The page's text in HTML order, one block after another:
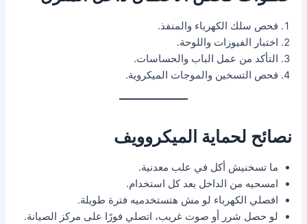
فحص سلك الكهرباء والمنفذ.
اختبار الفيوزات واللوحة.
التأكد من عمل الباب والحساسات.
فحص التسخين والموجات الميكروية.
نصائح لحماية الميكروويف
ما تسخنيش أكل في علب معدنية.
امسحيه من الداخل بعد كل استخدام.
افصلي الكهرباء لو مش هتستخدميه فترة طويلة.
لو حصل شرر أو صوت غريب، اتصلي فورًا على مركز الصيانة.